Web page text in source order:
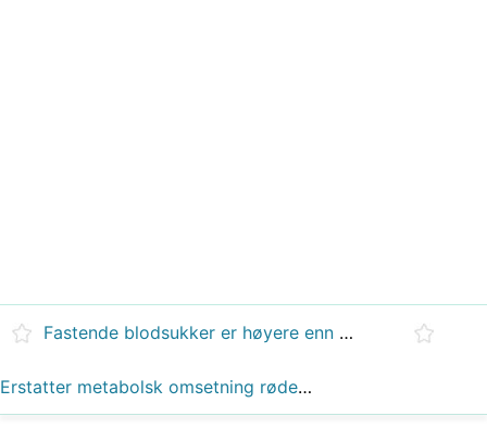
Fastende blodsukker er høyere enn nattetid etter middag sukker?
Erstatter metabolsk omsetning røde blodceller hver 120. dag?